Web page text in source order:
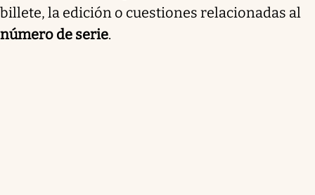
billete, la edición o cuestiones relacionadas al
número de serie.